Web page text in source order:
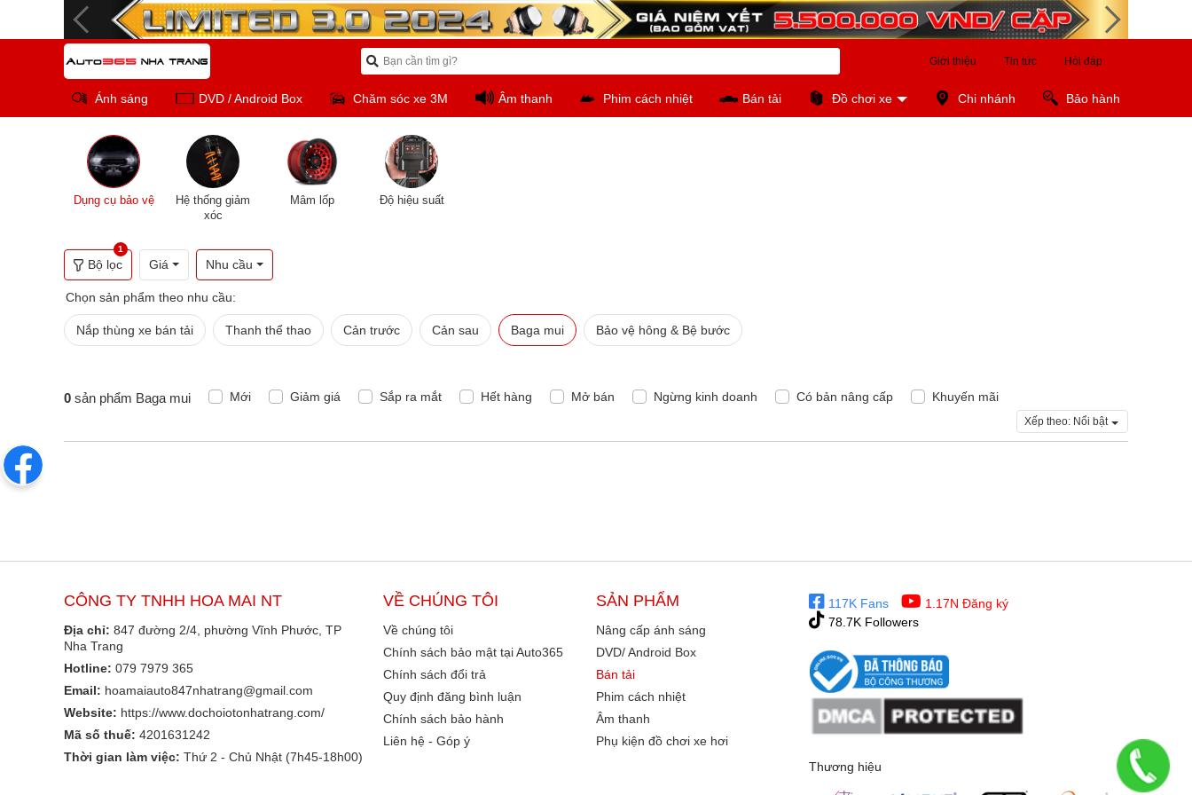
Giới thiệu Tin tức Hỏi đáp
Ánh sáng DVD / Android Box Chăm sóc xe 3M Âm thanh Phim cách nhiệt Bán tải Đồ chơi xe Chi nhánh Bảo hành
Dụng cụ bảo vệ
Hệ thống giảm
xóc
Mâm lốp Độ hiệu suất
Bộ lọc
1
Giá Nhu cầu
Chọn sản phẩm theo nhu cầu:
Nắp thùng xe bán tải Thanh thể thao Cản trước Cản sau Baga mui Bảo vệ hông & Bệ bước
0 sản phẩm Baga mui Mới Giảm giá Sắp ra mắt Hết hàng Mở bán Ngừng kinh doanh Có bản nâng cấp Khuyến mãi
Xếp theo: Nổi bật
CÔNG TY TNHH HOA MAI NT
Địa chỉ: 847 đường 2/4, phường Vĩnh Phước, TP
Nha Trang
Hotline: 079 7979 365
Email: hoamaiauto847nhatrang@gmail.com
Website: https://www.dochoiotonhatrang.com/
Mã số thuế: 4201631242
Thời gian làm việc: Thứ 2 - Chủ Nhật (7h45-18h00)
VỀ CHÚNG TÔI
Về chúng tôi
Chính sách bảo mật tại Auto365
Chính sách đổi trả
Quy định đăng bình luận
Chính sách bảo hành
Liên hệ - Góp ý
SẢN PHẨM
Nâng cấp ánh sáng
DVD/ Android Box
Bán tải
Phim cách nhiệt
Âm thanh
Phụ kiện đồ chơi xe hơi
117K Fans
1.17N Đăng ký
78.7K Followers
Thương hiệu